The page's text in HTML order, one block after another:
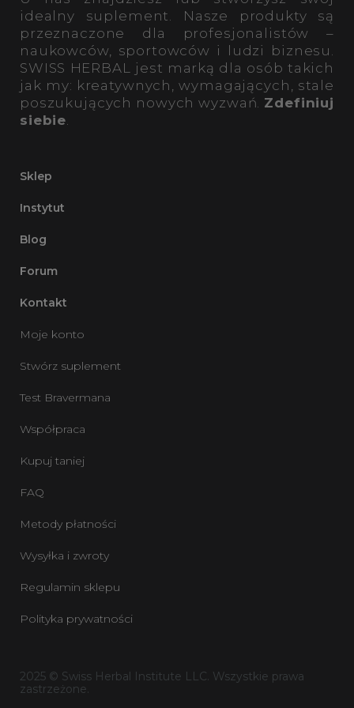
idealny suplement. Nasze produkty są
przeznaczone dla profesjonalistów –
naukowców, sportowców i ludzi biznesu.
SWISS HERBAL jest marką dla osób takich
jak my: kreatywnych, wymagających, stale
poszukujących nowych wyzwań. Zdefiniuj
siebie.
Sklep
Instytut
Blog
Forum
Kontakt
Moje konto
Stwórz suplement
Test Bravermana
Współpraca
Kupuj taniej
FAQ
Metody płatności
Wysyłka i zwroty
Regulamin sklepu
Polityka prywatności
2025 © Swiss Herbal Institute LLC. Wszystkie prawa
zastrzeżone.